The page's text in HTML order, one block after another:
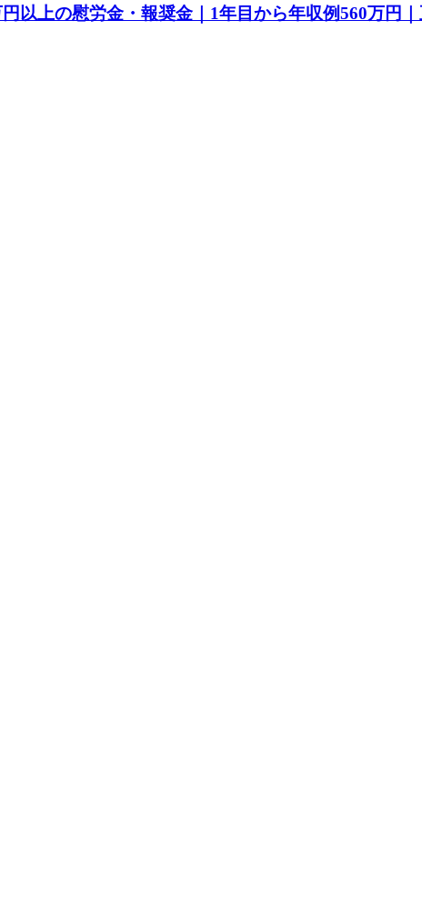
以上の慰労金・報奨金｜1年目から年収例560万円